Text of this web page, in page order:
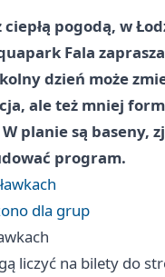
pogodą, w
Fala
dzień może
ale też mniej
planie są baseny,
program.
dla grup
liczyć na bilety do